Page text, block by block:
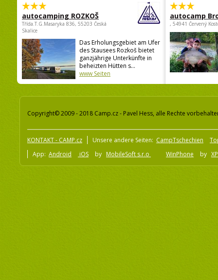
autocamping ROZKOŠ
Třída.T.G.Masaryka 836, 55203 Česká
Skalice
Das Erholungsgebiet am Ufer
des Stausees Rozkoš bietet
ganzjährige Unterkünfte in
beheizten Hütten s...
www Seiten
autocamp
, 54941 Červený
Copyright© 2009 - 2018 Camp.cz - Pavel Hess, alle Rechte
KONTAKT - CAMP.cz Unsere andere Seiten: CampTschechien
App: Android iOS by MobileSoft s.r.o WinPhone by